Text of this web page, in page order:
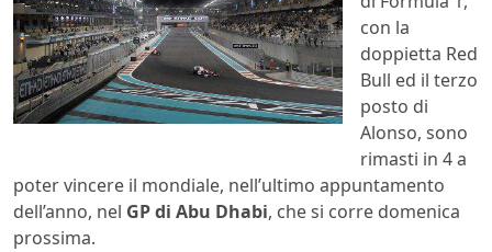
con la
doppietta Red
Bull ed il terzo
posto di
Alonso, sono
rimasti in 4 a
poter vincere il mondiale, nell’ultimo appuntamento
dell’anno, nel GP di Abu Dhabi, che si corre domenica
prossima.